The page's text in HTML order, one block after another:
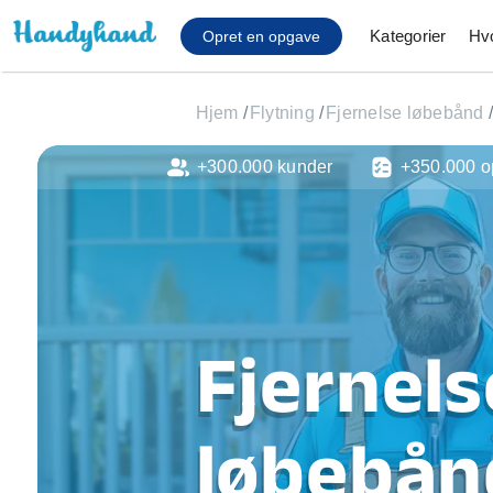
Opret en opgave Kategorier
Affaldsfjernelse
Afhentning af
Anlæg af terrasse
Cykel reparation
Flyttehjælp
Gulvlaminering
Hårde hvidevare
Hjælp til mobil, pc,
Installation af
Møbelsamling og
Ophængning af
Hjem / Flytning / Fjernelse løbebånd /
+300.000 kunder +350.000